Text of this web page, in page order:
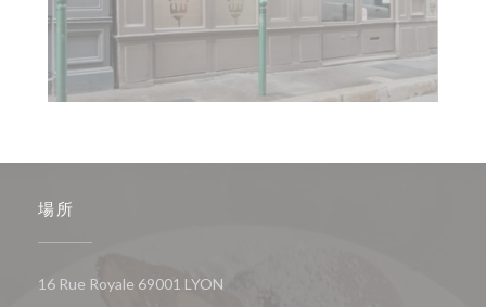
場所
16 Rue Royale 69001 LYON